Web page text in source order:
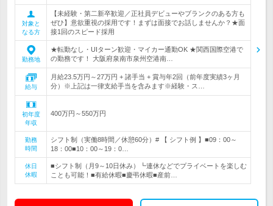
対象と
なる方
【未経験・第二新卒歓迎／正社員デビューやブランクのある方も
ぜひ】意欲重視の採用です！まずは面接でお話しませんか？★面
接1回のスピード採用
勤務地
★転勤なし・UIターン歓迎・マイカー通勤OK ★関西国際空港で
の勤務です！ 大阪府泉南市泉州空港南…
給与
月給23.5万円～27万円 + 諸手当 + 賞与年2回（前年度実績3ヶ月
分）※上記は一律支給手当を含みます※経験・ス…
初年度
年収
400万円～550万円
勤務
時間
シフト制（実働8時間／休憩60分）# 【 シフト例 】■09：00～
18：00■10：00～19：0…
休日
休暇
■シフト制（月9～10日休み）┗連休などでプライベートを楽しむ
ことも可能！■有給休暇■慶弔休暇■産前…